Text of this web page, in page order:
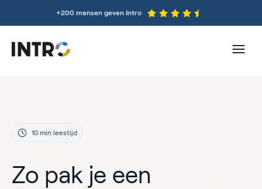
+200 mensen geven Intro
10 min leestijd
Zo pak je een